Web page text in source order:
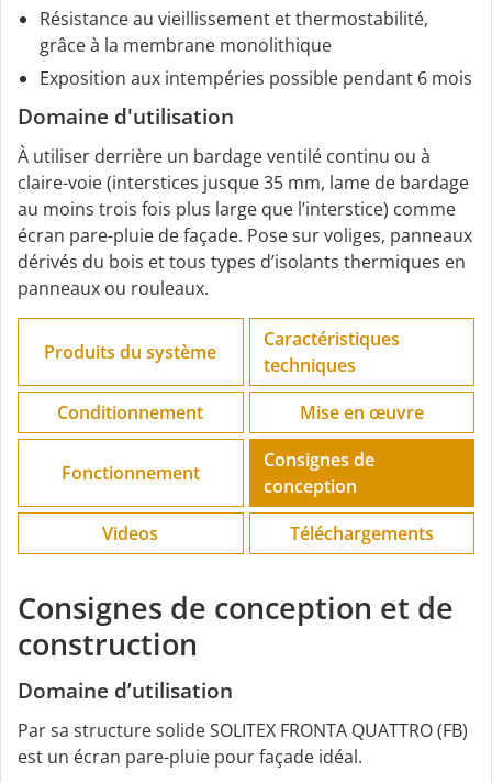
Résistance au vieillissement et thermostabilité,
grâce à la membrane monolithique
Exposition aux intempéries possible pendant 6 mois
Domaine d'utilisation
À utiliser derrière un bardage ventilé continu ou à
claire-voie (interstices jusque 35 mm, lame de bardage
au moins trois fois plus large que l’interstice) comme
écran pare-pluie de façade. Pose sur voliges, panneaux
dérivés du bois et tous types d’isolants thermiques en
panneaux ou rouleaux.
Produits du système
Caractéristiques
techniques
Conditionnement
Mise en œuvre
Fonctionnement
Consignes de
conception
Videos
Téléchargements
Consignes de conception et de
construction
Domaine d’utilisation
Par sa structure solide SOLITEX FRONTA QUATTRO (FB)
est un écran pare-pluie pour façade idéal.